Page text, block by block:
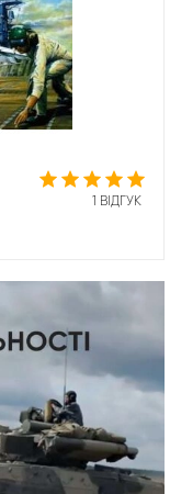
1 ВІДГУК